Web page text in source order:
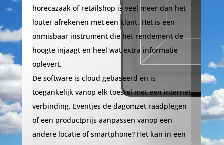
horecazaak of retailshop is veel meer dan het
louter afrekenen met een klant. Het is een
onmisbaar instrument die het rendement de
hoogte injaagt en heel wat extra informatie
oplevert.
De software is cloud gebaseerd en is
toegankelijk vanop elk toestel met een internet
verbinding. Eventjes de dagomzet raadplegen
of een productprijs aanpassen vanop een
andere locatie of smartphone? Het kan in een